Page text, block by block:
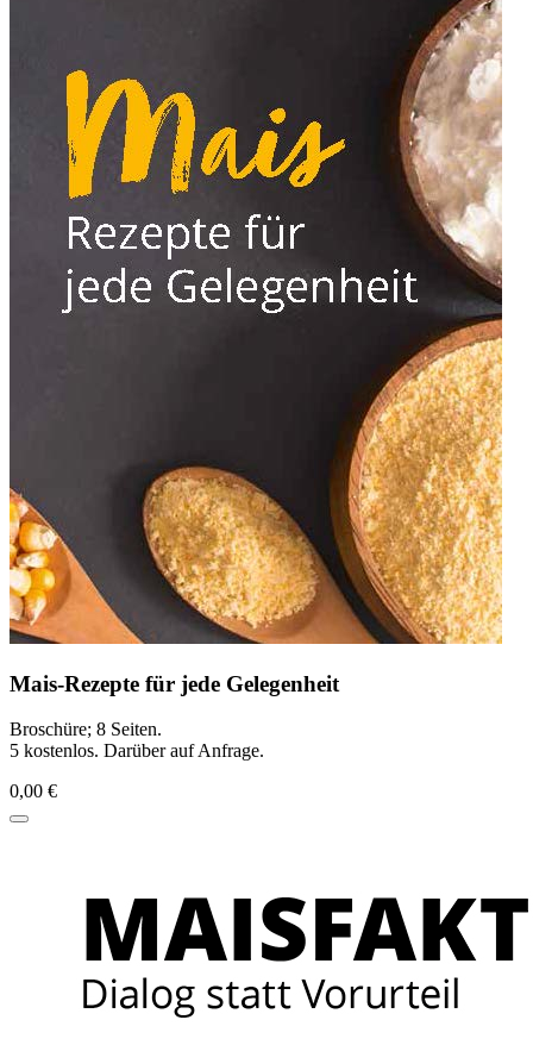
Mais-Rezepte für jede Gelegenheit
Broschüre; 8 Seiten.
5 kostenlos. Darüber auf Anfrage.
0,00 €